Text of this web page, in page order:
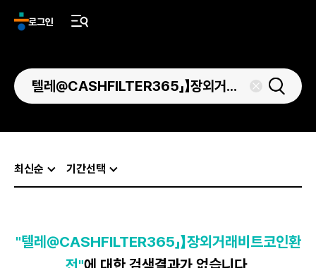
로그인
최신순 기간선택
"텔레@CASHFILTER365」】장외거래비트코인환